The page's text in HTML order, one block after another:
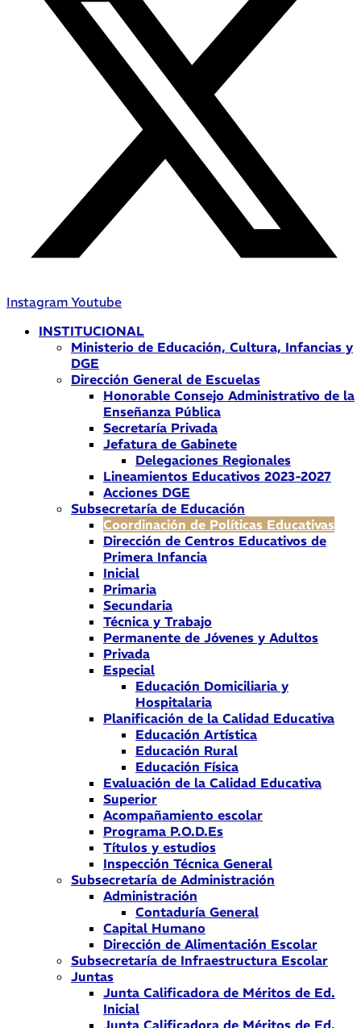
Instagram Youtube
INSTITUCIONAL
Ministerio de Educación, Cultura, Infancias y
DGE
Dirección General de Escuelas
Honorable Consejo Administrativo de la
Enseñanza Pública
Secretaría Privada
Jefatura de Gabinete
Delegaciones Regionales
Lineamientos Educativos 2023-2027
Acciones DGE
Subsecretaría de Educación
Coordinación de Políticas Educativas
Dirección de Centros Educativos de
Primera Infancia
Inicial
Primaria
Secundaria
Técnica y Trabajo
Permanente de Jóvenes y Adultos
Privada
Especial
Educación Domiciliaria y
Hospitalaria
Planificación de la Calidad Educativa
Educación Artística
Educación Rural
Educación Física
Evaluación de la Calidad Educativa
Superior
Acompañamiento escolar
Programa P.O.D.Es
Títulos y estudios
Inspección Técnica General
Subsecretaría de Administración
Administración
Contaduría General
Capital Humano
Dirección de Alimentación Escolar
Subsecretaría de Infraestructura Escolar
Juntas
Junta Calificadora de Méritos de Ed.
Inicial
Junta Calificadora de Méritos de Ed.